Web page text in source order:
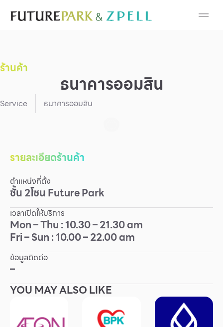
Cosmetic
Fashion
Food
Gold & Jewelry
IT
Mobile
Other
Service
Superstores
ร้านค้า
ธนาคารออมสิน
Service ธนาคารออมสิน
รายละเอียดร้านค้า
ตำแหน่งที่ตั้ง
ชั้น2โซนFuture Park
เวลาเปิดให้บริการ
Mon – Thu : 10.30 – 21.30 am
Fri – Sun : 10.00 – 22.00 am
ข้อมูลติดต่อ
–
YOU MAY ALSO LIKE